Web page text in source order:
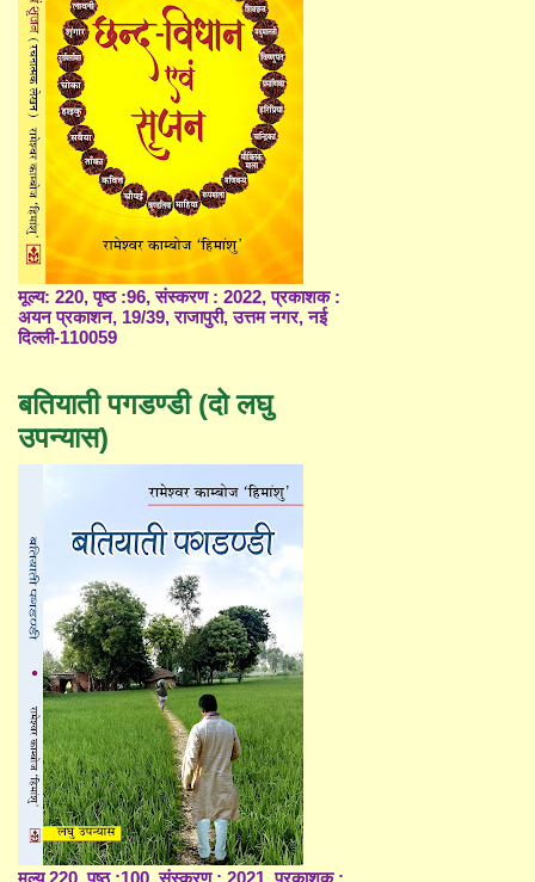
मूल्य: 220, पृष्ठ :96, संस्करण : 2022, प्रकाशक :
अयन प्रकाशन, 19/39, राजापुरी, उत्तम नगर, नई
दिल्ली-110059
बतियाती पगडण्डी (दो लघु
उपन्यास)